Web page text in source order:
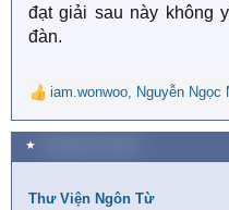
đạt giải sau này không
đàn.
R
e
a
c
i
iam.wonwoo, Nguyễn Ngọc
★
Thư Viện Ngôn Từ